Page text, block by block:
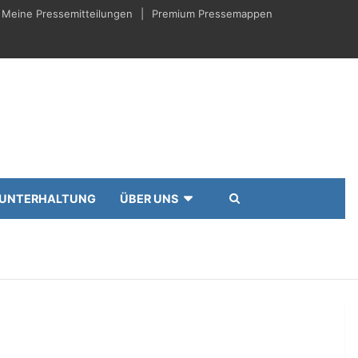
Meine Pressemitteilungen Premium Pressemappen
UNTERHALTUNG ÜBER UNS